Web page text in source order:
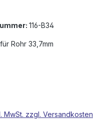
116-B34
Rohr 33,7mm
Preis:
MwSt. zzgl. Versandkosten